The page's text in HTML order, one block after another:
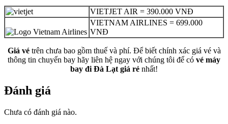
VIETJET AIR = 390.000 VNĐ
VIETNAM AIRLINES = 699.000
VNĐ
Giá vétrên chưa bao gồm thuế và phí. Để biết chính xác giá vé và
thông tin chuyến bay hãy liên hệ ngay với chúng tôi để có vé máy
bay đi Đà Lạt giá rẻ nhất!
Đánh giá
Chưa có đánh giá nào.